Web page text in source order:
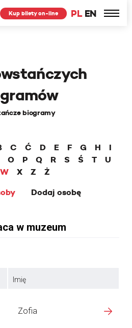
PL EN
Kup bilety on-line
biogramy
C Ć D E F G H
I
O P Q R S Ś T
U
W X Z
Ż
Dodaj osobę
Imię
Zofia